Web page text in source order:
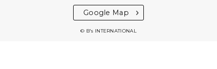
Google Map
© B's INTERNATIONAL